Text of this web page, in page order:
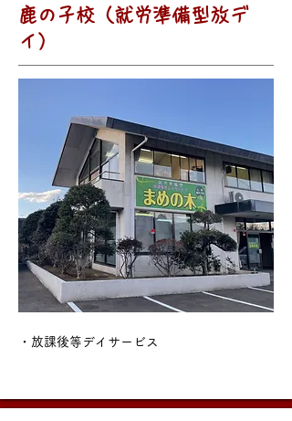
鹿の子校（就労準備型放デ
イ）
・放課後等デイサービス